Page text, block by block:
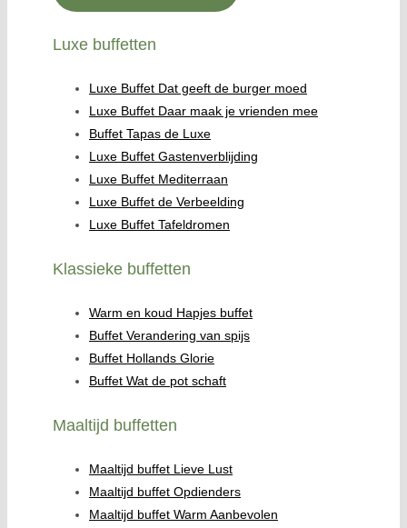
Luxe buffetten
Luxe Buffet Dat geeft de burger moed
Luxe Buffet Daar maak je vrienden mee
Buffet Tapas de Luxe
Luxe Buffet Gastenverblijding
Luxe Buffet Mediterraan
Luxe Buffet de Verbeelding
Luxe Buffet Tafeldromen
Klassieke buffetten
Warm en koud Hapjes buffet
Buffet Verandering van spijs
Buffet Hollands Glorie
Buffet Wat de pot schaft
Maaltijd buffetten
Maaltijd buffet Lieve Lust
Maaltijd buffet Opdienders
Maaltijd buffet Warm Aanbevolen